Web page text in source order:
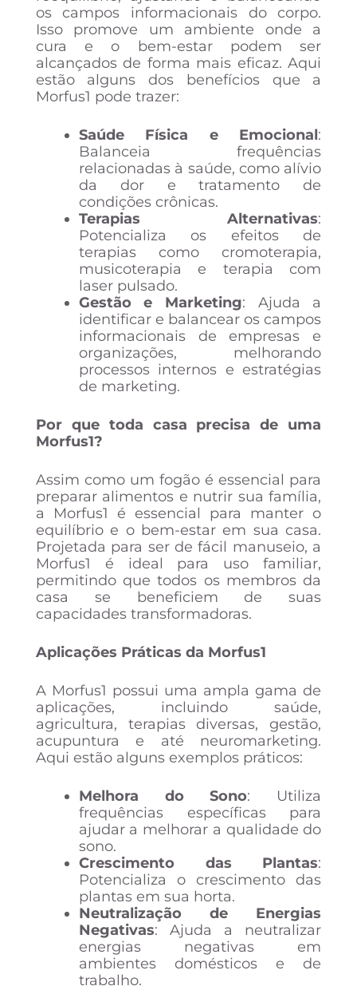
os campos informacionais do corpo.
Isso promove um ambiente onde a
cura e o bem-estar podem ser
alcançados de forma mais eficaz. Aqui
estão alguns dos benefícios que a
Morfus1 pode trazer:
Saúde Física e Emocional:
Balanceia frequências
relacionadas à saúde, como alívio
da dor e tratamento de
condições crônicas.
Terapias Alternativas:
Potencializa os efeitos de
terapias como cromoterapia,
musicoterapia e terapia com
laser pulsado.
Gestão e Marketing: Ajuda a
identificar e balancear os campos
informacionais de empresas e
organizações, melhorando
processos internos e estratégias
de marketing.
Por que toda casa precisa de uma
Morfus1?
Assim como um fogão é essencial para
preparar alimentos e nutrir sua família,
a Morfus1 é essencial para manter o
equilíbrio e o bem-estar em sua casa.
Projetada para ser de fácil manuseio, a
Morfus1 é ideal para uso familiar,
permitindo que todos os membros da
casa se beneficiem de suas
capacidades transformadoras.
Aplicações Práticas da Morfus1
A Morfus1 possui uma ampla gama de
aplicações, incluindo saúde,
agricultura, terapias diversas, gestão,
acupuntura e até neuromarketing.
Aqui estão alguns exemplos práticos:
Melhora do Sono: Utiliza
frequências específicas para
ajudar a melhorar a qualidade do
sono.
Crescimento das Plantas:
Potencializa o crescimento das
plantas em sua horta.
Neutralização de Energias
Negativas: Ajuda a neutralizar
energias negativas em
ambientes domésticos e de
trabalho.